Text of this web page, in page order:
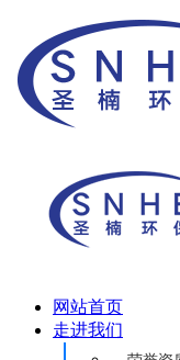
网站首页
走进我们